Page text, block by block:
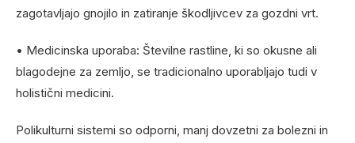
zagotavljajo gnojilo in zatiranje škodljivcev za gozdni vrt.
• Medicinska uporaba: Številne rastline, ki so okusne ali
blagodejne za zemljo, se tradicionalno uporabljajo tudi v
holistični medicini.
Polikulturni sistemi so odporni, manj dovzetni za bolezni in